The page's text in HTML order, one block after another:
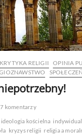
KRYTYKA RELIGII
OPINIA
komentarzy
ideologia kościelna
kryzys religii religia a